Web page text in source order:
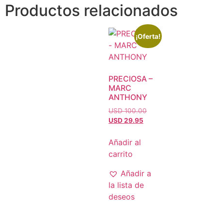
Productos relacionados
¡Oferta!
PRECIOSA –
MARC
ANTHONY
USD 100.00
USD 29.95
Añadir al
carrito
Añadir a
la lista de
deseos